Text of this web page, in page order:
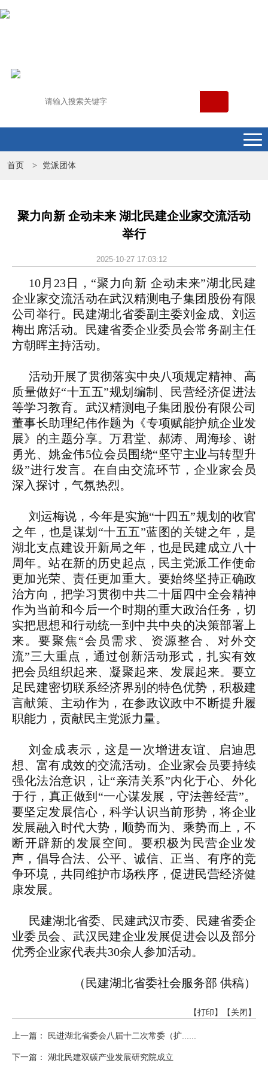
首页 > 党派团体
聚力向新 企动未来 湖北民建企业家交流活动
举行
2025-10-27 17:03:12
10月23日，“聚力向新 企动未来”湖北民建
企业家交流活动在武汉精测电子集团股份有限
公司举行。民建湖北省委副主委刘金成、刘运
梅出席活动。民建省委企业委员会常务副主任
方朝晖主持活动。
活动开展了贯彻落实中央八项规定精神、高
质量做好“十五五”规划编制、民营经济促进法
等学习教育。武汉精测电子集团股份有限公司
董事长助理纪伟作题为《专项赋能护航企业发
展》的主题分享。万君堂、郝涛、周海珍、谢
勇光、姚金伟5位会员围绕“坚守主业与转型升
级”进行发言。在自由交流环节，企业家会员
深入探讨，气氛热烈。
刘运梅说，今年是实施“十四五”规划的收官
之年，也是谋划“十五五”蓝图的关键之年，是
湖北支点建设开新局之年，也是民建成立八十
周年。站在新的历史起点，民主党派工作使命
更加光荣、责任更加重大。要始终坚持正确政
治方向，把学习贯彻中共二十届四中全会精神
作为当前和今后一个时期的重大政治任务，切
实把思想和行动统一到中共中央的决策部署上
来。要聚焦“会员需求、资源整合、对外交
流”三大重点，通过创新活动形式，扎实有效
把会员组织起来、凝聚起来、发展起来。要立
足民建密切联系经济界别的特色优势，积极建
言献策、主动作为，在参政议政中不断提升履
职能力，贡献民主党派力量。
刘金成表示，这是一次增进友谊、启迪思
想、富有成效的交流活动。企业家会员要持续
强化法治意识，让“亲清关系”内化于心、外化
于行，真正做到“一心谋发展，守法善经营”。
要坚定发展信心，科学认识当前形势，将企业
发展融入时代大势，顺势而为、乘势而上，不
断开辟新的发展空间。要积极为民营企业发
声，倡导合法、公平、诚信、正当、有序的竞
争环境，共同维护市场秩序，促进民营经济健
康发展。
民建湖北省委、民建武汉市委、民建省委企
业委员会、武汉民建企业发展促进会以及部分
优秀企业家代表共30余人参加活动。
（民建湖北省委社会服务部 供稿）
【打印】 【关闭】
上一篇： 民进湖北省委会八届十二次常委（扩......
下一篇： 湖北民建双碳产业发展研究院成立